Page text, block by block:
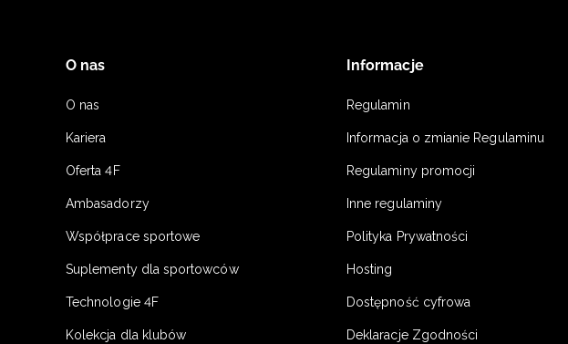
O nas
O nas
Kariera
Oferta 4F
Ambasadorzy
Współprace sportowe
Suplementy dla sportowców
Technologie 4F
Kolekcja dla klubów
Informacje
Regulamin
Informacja o zmianie Regulaminu
Regulaminy promocji
Inne regulaminy
Polityka Prywatności
Hosting
Dostępność cyfrowa
Deklaracje Zgodności